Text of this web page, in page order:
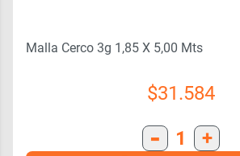
Malla Cerco 3g 1,85 X 5,00 Mts
$31.584
- 1 +